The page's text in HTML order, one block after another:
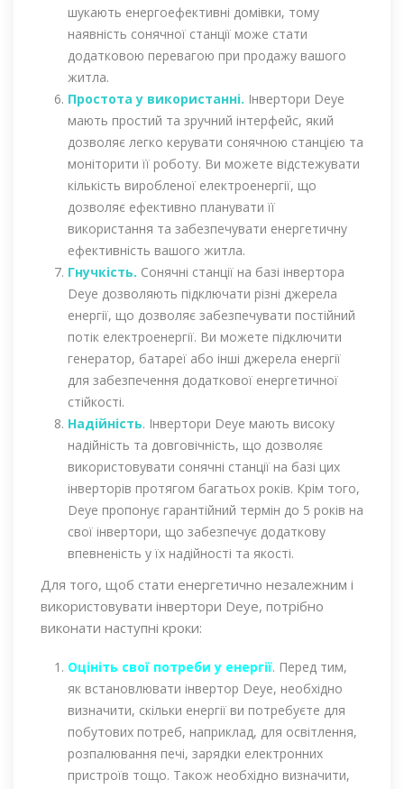
шукають енергоефективні домівки, тому
наявність сонячної станції може стати
додатковою перевагою при продажу вашого
житла.
Простота у використанні. Інвертори Deye
мають простий та зручний інтерфейс, який
дозволяє легко керувати сонячною станцією та
моніторити її роботу. Ви можете відстежувати
кількість виробленої електроенергії, що
дозволяє ефективно планувати її
використання та забезпечувати енергетичну
ефективність вашого житла.
Гнучкість. Сонячні станції на базі інвертора
Deye дозволяють підключати різні джерела
енергії, що дозволяє забезпечувати постійний
потік електроенергії. Ви можете підключити
генератор, батареї або інші джерела енергії
для забезпечення додаткової енергетичної
стійкості.
Надійність. Інвертори Deye мають високу
надійність та довговічність, що дозволяє
використовувати сонячні станції на базі цих
інверторів протягом багатьох років. Крім того,
Deye пропонує гарантійний термін до 5 років на
свої інвертори, що забезпечує додаткову
впевненість у їх надійності та якості.
Для того, щоб стати енергетично незалежним і
використовувати інвертори Deye, потрібно
виконати наступні кроки:
Оцініть свої потреби у енергії. Перед тим,
як встановлювати інвертор Deye, необхідно
визначити, скільки енергії ви потребуєте для
побутових потреб, наприклад, для освітлення,
розпалювання печі, зарядки електронних
пристроїв тощо. Також необхідно визначити,